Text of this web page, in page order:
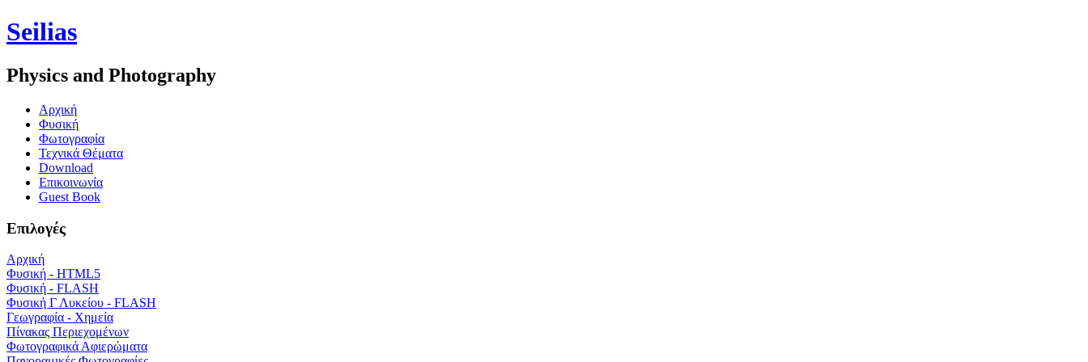
Seilias
Physics and Photography
Aρχική
Φυσική
Φωτογραφία
Τεχνικά Θέματα
Download
Επικοινωνία
Guest Book
Επιλογές
Αρχική
Φυσική - HTML5
Φυσική - FLASH
Φυσική Γ Λυκείου - FLASH
Γεωγραφία - Χημεία
Πίνακας Περιεχομένων
Φωτογραφικά Αφιερώματα